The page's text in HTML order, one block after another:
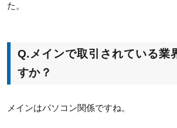
た。
Q. メインで取引されている業
すか？
メインはパソコン関係ですね。